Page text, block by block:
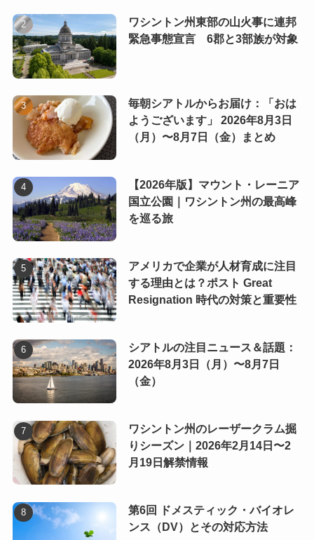
ワシントン州東部の山火事に連邦
緊急事態宣言 6郡と3部族が対象
毎朝シアトルからお届け：「おは
ようございます」 2026年8月3日
（月）〜8月7日（金）まとめ
【2026年版】マウント・レーニア
国立公園｜ワシントン州の最高峰
を巡る旅
アメリカで企業が人材育成に注目
する理由とは？ポスト Great
Resignation 時代の対策と重要性
シアトルの注目ニュース＆話題：
2026年8月3日（月）〜8月7日
（金）
ワシントン州のレーザークラム掘
りシーズン｜2026年2月14日〜2
月19日解禁情報
第6回 ドメスティック・バイオレ
ンス（DV）とその対応方法